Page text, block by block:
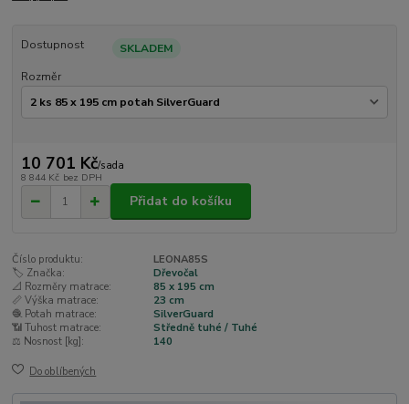
Dostupnost
SKLADEM
Rozměr
10 701 Kč/sada
8 844 Kč bez DPH
Přidat do košíku
Číslo produktu:
LEONA85S
🏷️ Značka:
Dřevočal
📐 Rozměry matrace:
85 x 195 cm
📏 Výška matrace:
23 cm
🧶 Potah matrace:
SilverGuard
📶 Tuhost matrace:
Středně tuhé / Tuhé
⚖️ Nosnost [kg]:
140
Do oblíbených